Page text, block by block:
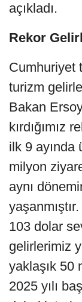
açıkladı.
Rekor
Cumhuriyet
turizm
Bakan
kırdığımız
ilk 9 ayında
milyon
aynı
103 dolar
gelirlerimiz
yaklaşık 50
2025 yılı